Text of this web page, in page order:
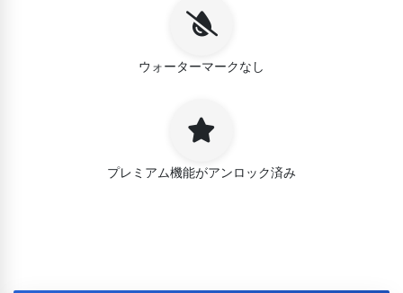
ウォーターマークなし
プレミアム機能がアンロック済み